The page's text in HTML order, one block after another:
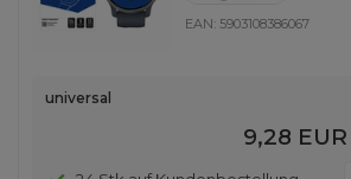
EAN: 5903108386067
universal
9,28 EUR